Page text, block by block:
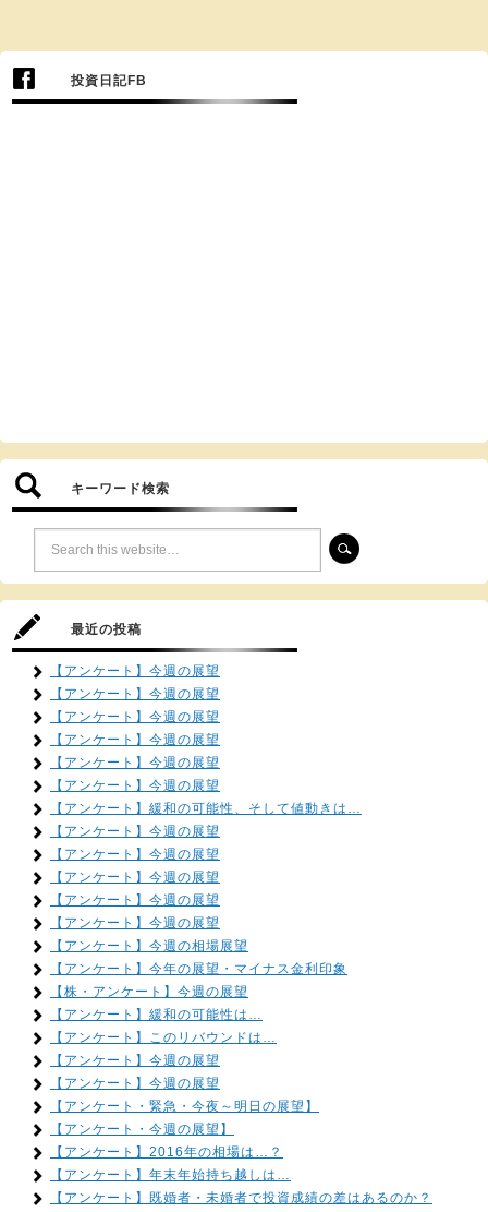
投資日記FB
キーワード検索
最近の投稿
【アンケート】今週の展望
【アンケート】今週の展望
【アンケート】今週の展望
【アンケート】今週の展望
【アンケート】今週の展望
【アンケート】今週の展望
【アンケート】緩和の可能性、そして値動きは…
【アンケート】今週の展望
【アンケート】今週の展望
【アンケート】今週の展望
【アンケート】今週の展望
【アンケート】今週の展望
【アンケート】今週の相場展望
【アンケート】今年の展望・マイナス金利印象
【株・アンケート】今週の展望
【アンケート】緩和の可能性は…
【アンケート】このリバウンドは…
【アンケート】今週の展望
【アンケート】今週の展望
【アンケート・緊急・今夜～明日の展望】
【アンケート・今週の展望】
【アンケート】2016年の相場は…？
【アンケート】年末年始持ち越しは…
【アンケート】既婚者・未婚者で投資成績の差はあるのか？